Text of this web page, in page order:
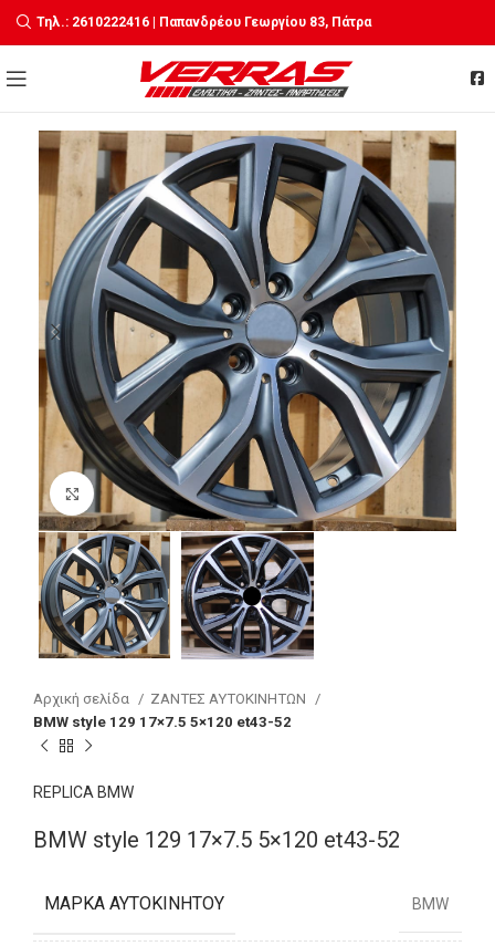
Τηλ.: 2610222416 | Παπανδρέου Γεωργίου 83, Πάτρα
Click to enlarge
Αρχική σελίδα
ΖΑΝΤΕΣ ΑΥΤΟΚΙΝΗΤΩΝ
BMW style 129 17×7.5 5×120 et43-52
REPLICA BMW
BMW style 129 17×7.5 5×120 et43-52
ΜΆΡΚΑ ΑΥΤΟΚΙΝΉΤΟΥ BMW